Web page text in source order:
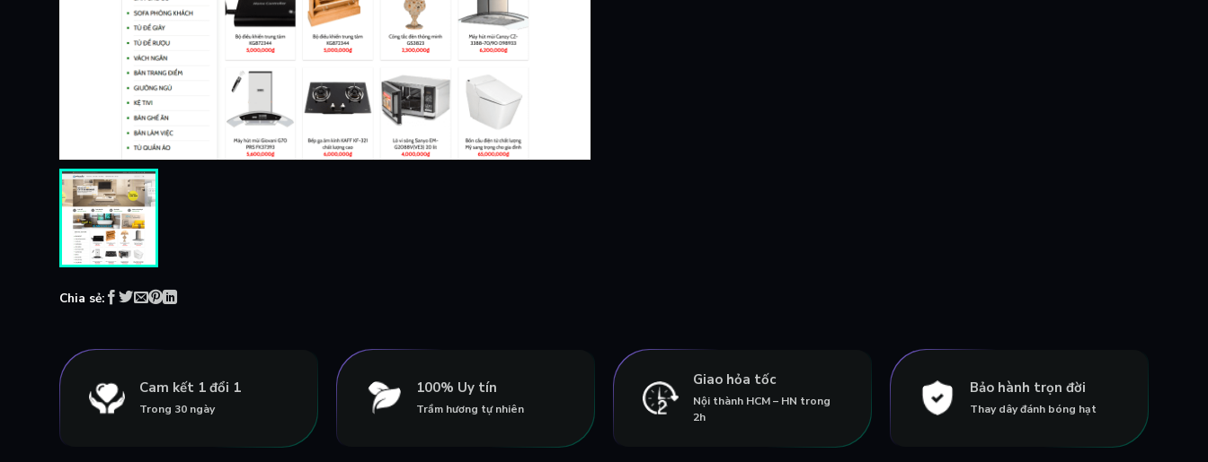
Chia sẻ:
Cam kết 1 đổi 1
Trong 30 ngày
100% Uy tín
Trầm hương tự nhiên
Giao hỏa tốc
Nội thành HCM – HN trong
2h
Bảo hành trọn đời
Thay dây đánh bóng hạt